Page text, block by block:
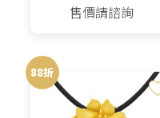
售價請諮詢
88折